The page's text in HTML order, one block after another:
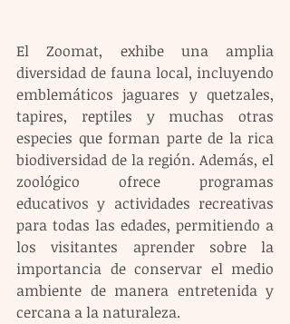
El Zoomat, exhibe una amplia
diversidad de fauna local, incluyendo
emblemáticos jaguares y quetzales,
tapires, reptiles y muchas otras
especies que forman parte de la rica
biodiversidad de la región. Además, el
zoológico ofrece programas
educativos y actividades recreativas
para todas las edades, permitiendo a
los visitantes aprender sobre la
importancia de conservar el medio
ambiente de manera entretenida y
cercana a la naturaleza.